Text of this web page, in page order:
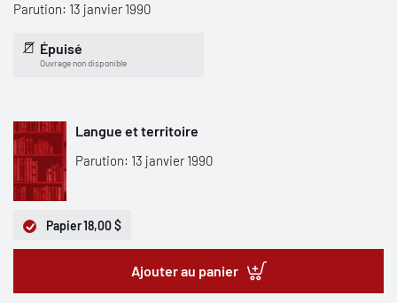
Parution: 13 janvier 1990
Épuisé
Ouvrage non disponible
Langue et territoire
Parution: 13 janvier 1990
Papier18,00 $
Ajouter au panier